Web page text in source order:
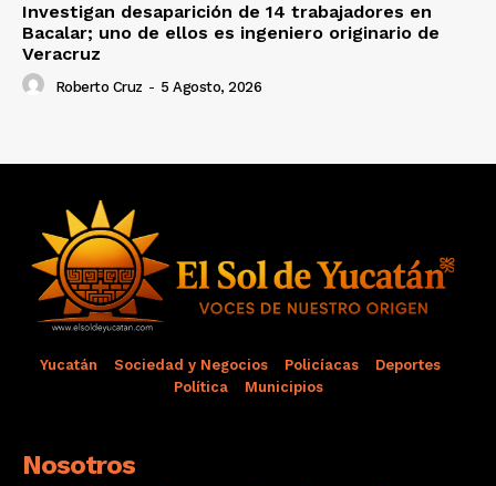
Investigan desaparición de 14 trabajadores en
Bacalar; uno de ellos es ingeniero originario de
Veracruz
Roberto Cruz - 5 Agosto, 2026
Yucatán Sociedad y Negocios Policíacas
Deportes
Política
Municipios
Nosotros